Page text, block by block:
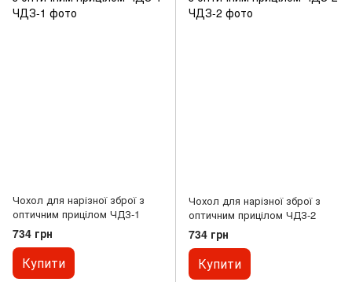
Чохол для нарізної зброї з
оптичним прицілом ЧДЗ-1
734 грн
Купити
Чохол для нарізної зброї з
оптичним прицілом ЧДЗ-2
734 грн
Купити